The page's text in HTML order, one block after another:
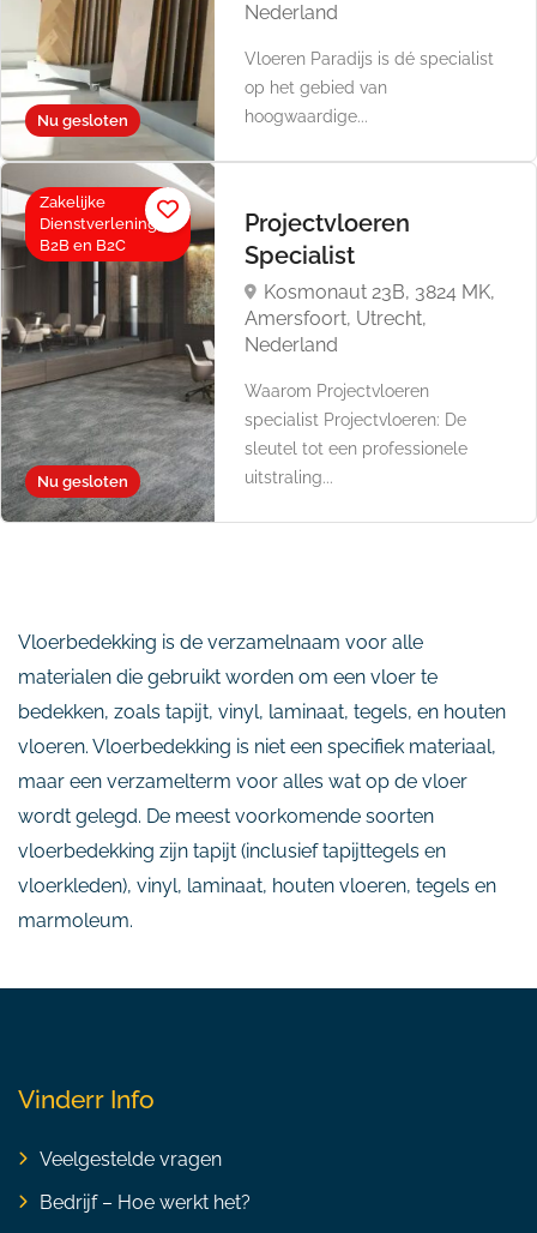
Nu gesloten
Nederland
Vloeren Paradijs is dé specialist
op het gebied van
hoogwaardige...
Nu gesloten
Zakelijke
Dienstverlening,
B2B en B2C
Projectvloeren
Specialist
Kosmonaut 23B, 3824 MK,
Amersfoort, Utrecht,
Nederland
Waarom Projectvloeren
specialist Projectvloeren: De
sleutel tot een professionele
uitstraling...
Vloerbedekking is de verzamelnaam voor alle
materialen die gebruikt worden om een vloer te
bedekken, zoals tapijt, vinyl, laminaat, tegels, en houten
vloeren. Vloerbedekking is niet een specifiek materiaal,
maar een verzamelterm voor alles wat op de vloer
wordt gelegd. De meest voorkomende soorten
vloerbedekking zijn tapijt (inclusief tapijttegels en
vloerkleden), vinyl, laminaat, houten vloeren, tegels en
marmoleum.
Vinderr Info
Veelgestelde vragen
Bedrijf – Hoe werkt het?